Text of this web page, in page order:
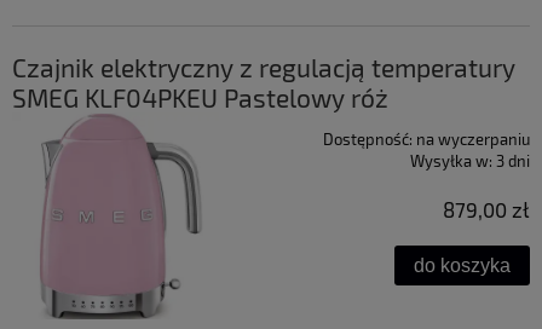
Czajnik elektryczny z regulacją temperatury
SMEG KLF04PKEU Pastelowy róż
Dostępność: na wyczerpaniu
Wysyłka w: 3 dni
879,00 zł
do koszyka